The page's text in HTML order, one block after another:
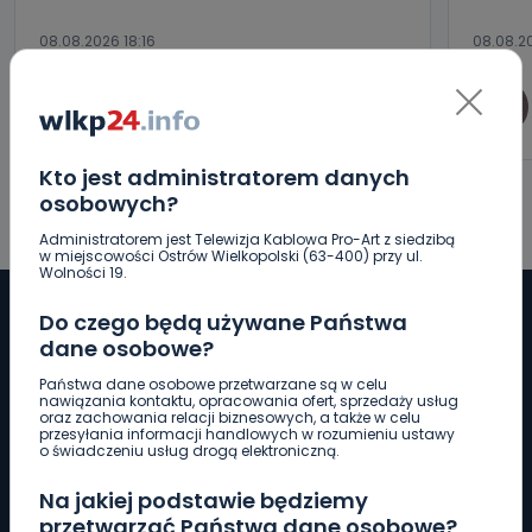
Kto jest administratorem danych
osobowych?
Administratorem jest Telewizja Kablowa Pro-Art z siedzibą
w miejscowości Ostrów Wielkopolski (63-400) przy ul.
Wolności 19.
Do czego będą używane Państwa
dane osobowe?
Państwa dane osobowe przetwarzane są w celu
nawiązania kontaktu, opracowania ofert, sprzedaży usług
oraz zachowania relacji biznesowych, a także w celu
przesyłania informacji handlowych w rozumieniu ustawy
o świadczeniu usług drogą elektroniczną.
Na jakiej podstawie będziemy
08.08.2026 18:16
Paulina Szczepaniak
Pobierz logotyp
LINIA INTERWENCYJNA